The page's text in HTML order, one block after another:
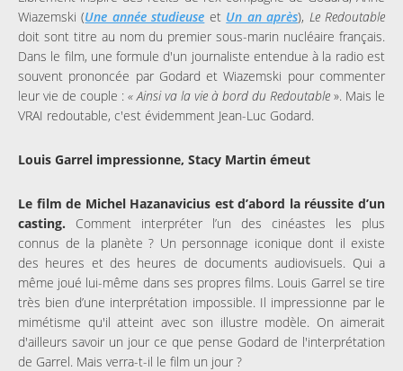
Wiazemski (Une année studieuse et Un an après), Le Redoutable
doit sont titre au nom du premier sous-marin nucléaire français.
Dans le film, une formule d'un journaliste entendue à la radio est
souvent prononcée par Godard et Wiazemski pour commenter
leur vie de couple : « Ainsi va la vie à bord du Redoutable ». Mais le
VRAI redoutable, c'est évidemment Jean-Luc Godard.
Louis Garrel impressionne, Stacy Martin émeut
Le film de Michel Hazanavicius est d’abord la réussite d’un
casting. Comment interpréter l’un des cinéastes les plus
connus de la planète ? Un personnage iconique dont il existe
des heures et des heures de documents audiovisuels. Qui a
même joué lui-même dans ses propres films. Louis Garrel se tire
très bien d’une interprétation impossible. Il impressionne par le
mimétisme qu'il atteint avec son illustre modèle. On aimerait
d'ailleurs savoir un jour ce que pense Godard de l'interprétation
de Garrel. Mais verra-t-il le film un jour ?